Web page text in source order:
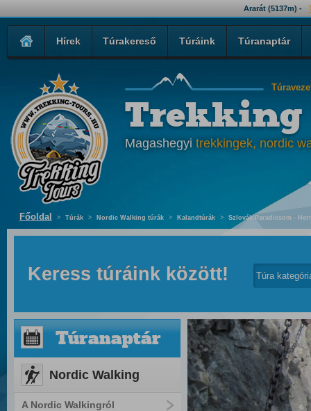
Ararát (5137m) -
Hírek Túrakereső Túráink Túranaptár
Trekking
Magashegyi trekkingek, nordic
Főoldal > Túrák > Nordic Walking túrák > Kalandtúrák > Szlovák Paradicsom -
Keress túráink között!
Túranaptár
Nordic Walking
A Nordic Walkingról